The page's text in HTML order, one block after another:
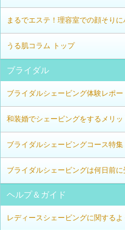
まるでエステ！理容室での顔そり
うる肌コラム トップ
ブライダル
ブライダルシェービング体験レポー
和装婚でシェービングをするメリッ
ブライダルシェービングコース特集
ブライダルシェービングは何日前に
ヘルプ＆ガイド
レディースシェービングに関するよ